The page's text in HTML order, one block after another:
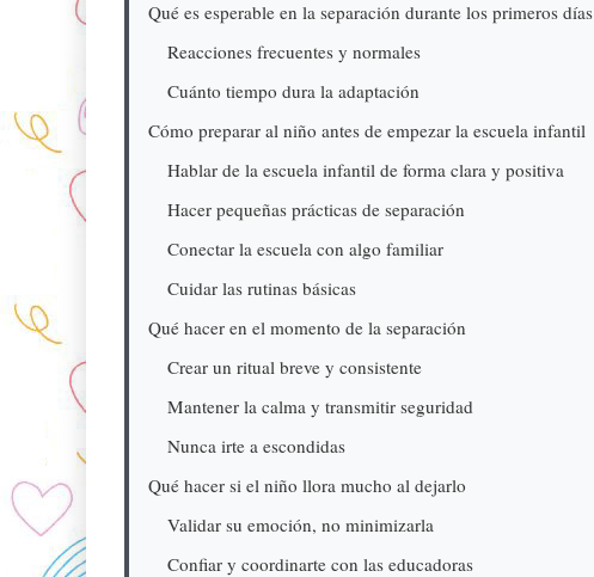
Qué es esperable en la separación durante los primeros días
Reacciones frecuentes y normales
Cuánto tiempo dura la adaptación
Cómo preparar al niño antes de empezar la escuela infantil
Hablar de la escuela infantil de forma clara y positiva
Hacer pequeñas prácticas de separación
Conectar la escuela con algo familiar
Cuidar las rutinas básicas
Qué hacer en el momento de la separación
Crear un ritual breve y consistente
Mantener la calma y transmitir seguridad
Nunca irte a escondidas
Qué hacer si el niño llora mucho al dejarlo
Validar su emoción, no minimizarla
Confiar y coordinarte con las educadoras